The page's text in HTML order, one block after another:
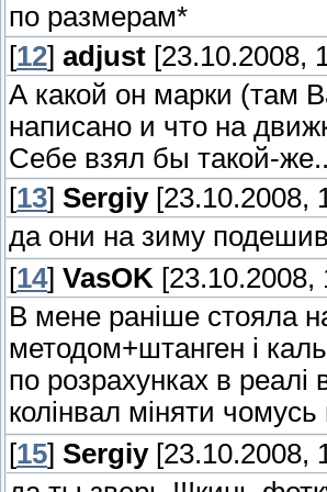
по размерам*
[12] adjust [23.10.2008,
А какой он марки (там
написано и что на
Себе взял бы такой-
[13] Sergiy[23.10.2008,
да они на зиму
[14] VasOK [23.10.2008,
В мене раніше стояла
методом+штанген і
по розрахунках в реалі
колінвал міняти
[15] Sergiy[23.10.2008,